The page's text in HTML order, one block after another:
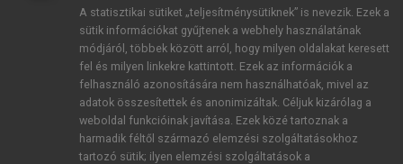
ÉS FORDÍTÁSI
PROJEKTFOLYAMATBAN
Impresszum
Sorozatszerkesztői előszó
A statisztikai sütiket „teljesítménysütiknek” is nevezik. Ezek a
sütik információkat gyűjtenek a webhely használatának
módjáról, többek között arról, hogy milyen oldalakat keresett
fel és milyen linkekre kattintott. Ezek az információk a
felhasználó azonosítására nem használhatóak, mivel az
adatok összesítettek és anonimizáltak. Céljuk kizárólag a
weboldal funkcióinak javítása. Ezek közé tartoznak a
harmadik féltől származó elemzési szolgáltatásokhoz
tartozó sütik; ilyen elemzési szolgáltatások a